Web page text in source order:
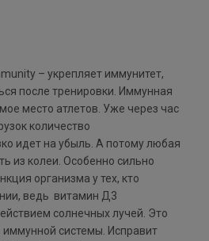
– укрепляет иммунитет,
после тренировки. Иммунная
место атлетов. Уже через час
количество
идет на убыль. А потому любая
из колеи. Особенно сильно
организма у тех, кто
ведь витамин Д3
солнечных лучей. Это
иммунной системы. Исправит